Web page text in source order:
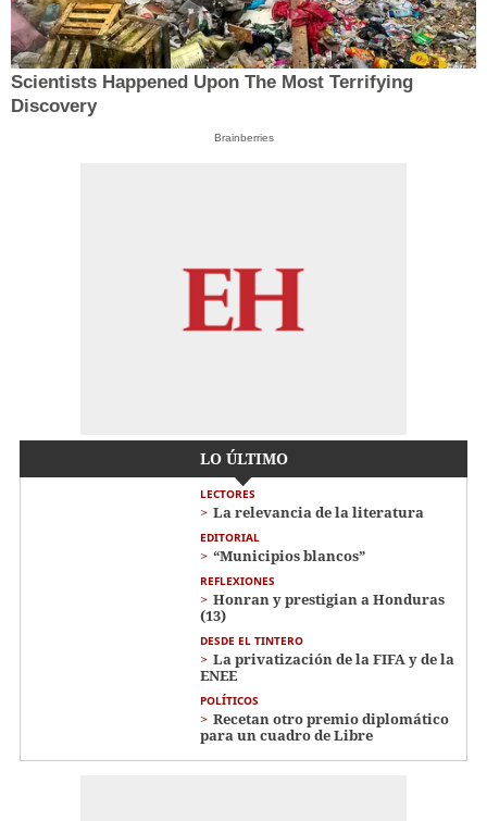
Scientists Happened Upon The Most Terrifying
Discovery
Brainberries
LO ÚLTIMO
LECTORES
La relevancia de la literatura
EDITORIAL
“Municipios blancos”
REFLEXIONES
Honran y prestigian a Honduras
(13)
DESDE EL TINTERO
La privatización de la FIFA y de la
ENEE
POLÍTICOS
Recetan otro premio diplomático
para un cuadro de Libre